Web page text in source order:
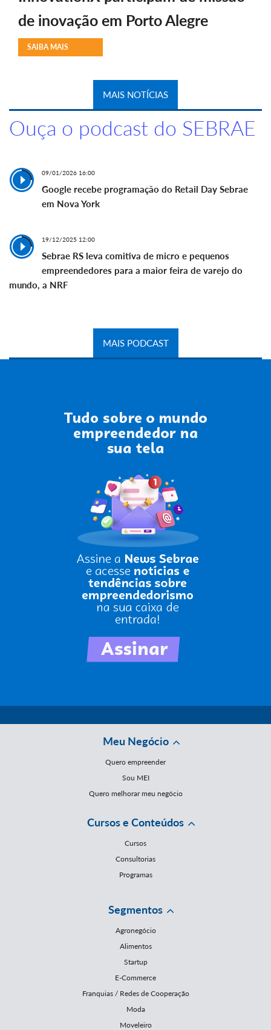
de inovação em Porto Alegre
SAIBA MAIS
MAIS NOTÍCIAS
Ouça o podcast do SEBRAE
09/01/2026 16:00
Google recebe programação do Retail Day Sebrae
em Nova York
19/12/2025 12:00
Sebrae RS leva comitiva de micro e pequenos
empreendedores para a maior feira de varejo do
mundo, a NRF
MAIS PODCAST
Meu Negócio
Quero empreender
Sou MEI
Quero melhorar meu negócio
Cursos e Conteúdos
Cursos
Consultorias
Programas
Segmentos
Agronegócio
Alimentos
Startup
E-Commerce
Franquias / Redes de Cooperação
Moda
Moveleiro